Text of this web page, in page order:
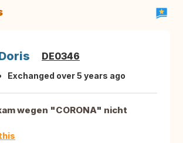
DE0346
Exchanged over 5 years ago
wegen "CORONA" nicht